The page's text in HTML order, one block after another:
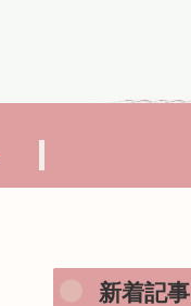
新着記事